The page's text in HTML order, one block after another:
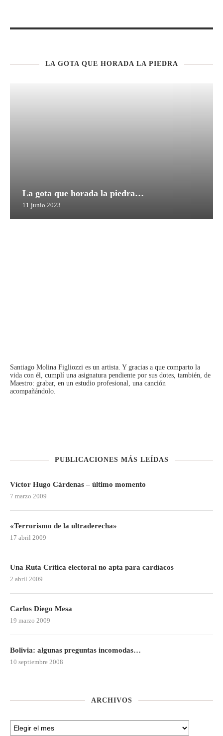
LA GOTA QUE HORADA LA PIEDRA
La gota que horada la piedra…
11 junio 2023
Santiago Molina Figliozzi es un artista. Y gracias a que comparto la
vida con él, cumplí una asignatura pendiente por sus dotes, también, de
Maestro: grabar, en un estudio profesional, una canción
acompañándolo.
PUBLICACIONES MÁS LEÍDAS
Víctor Hugo Cárdenas – último momento
7 marzo 2009
«Terrorismo de la ultraderecha»
17 abril 2009
Una Ruta Crítica electoral no apta para cardíacos
2 abril 2009
Carlos Diego Mesa
19 marzo 2009
Bolivia: algunas preguntas incomodas…
10 septiembre 2008
ARCHIVOS